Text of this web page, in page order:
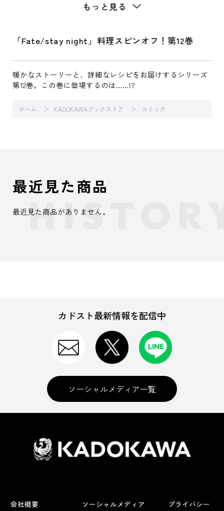
もっと見る
「Fate/stay night」料理スピンオフ！第12巻
暖かなストーリーと、詳細なレシピをお届けするシリーズ
第12巻。この巻に登場するのは……!?
ホーム KADOKAWAブックストア コミック
最近見た商品
最近見た商品がありません。
カドスト最新情報を配信中
ソーシャルメディア一覧
会社概要 ソーシャルメディア
プライバシー